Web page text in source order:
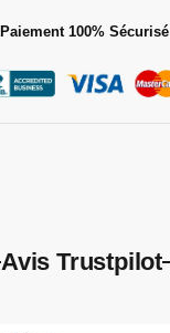
Paiement 100% Sécurisé
Avis Trustpilot